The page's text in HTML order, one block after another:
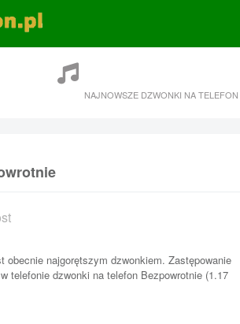
NAJNOWSZE DZWONKI NA TELEFON
obecnie najgorętszym dzwonkiem. Zastępowanie
telefonie dzwonki na telefon Bezpowrotnie (1.17